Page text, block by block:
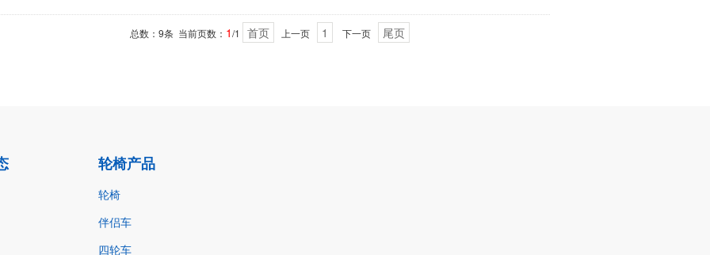
总数：9条 当前页数： 1/1 首页 上一页 1 下一页 尾页
轮椅产品
轮椅
伴侣车
四轮车